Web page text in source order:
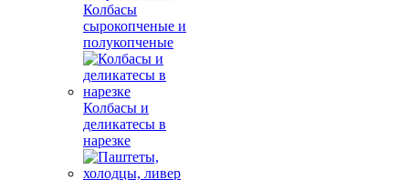
Колбасы
сырокопченые и
полукопченые
Колбасы и
деликатесы в
нарезке